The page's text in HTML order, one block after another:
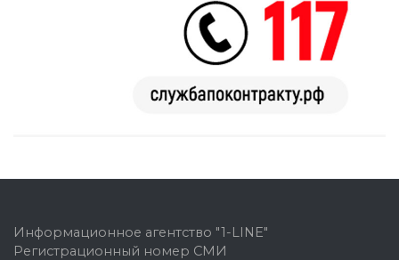
Информационное агентство "1-LINE"
Регистрационный номер СМИ